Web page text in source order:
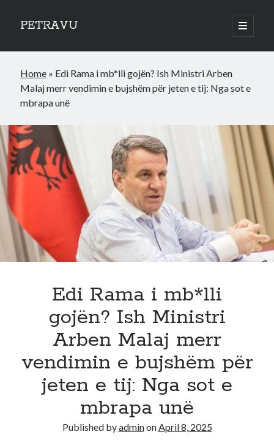
PETRAVU
open
primary
Sidebar
Bank
Credit Cards
Uncategorized
Home » Edi Rama i mb*lli gojën? Ish Ministri Arben
Malaj merr vendimin e bujshëm për jeten e tij: Nga sot e
mbrapa unë
Edi Rama i mb*lli
gojën? Ish Ministri
Arben Malaj merr
vendimin e bujshëm për
jeten e tij: Nga sot e
mbrapa unë
Published byadminonApril 8, 2025